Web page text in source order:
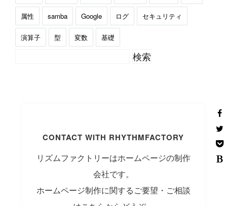
属性 samba Google ログ セキュリティ
演算子 型 変数 基礎
CONTACT WITH RHYTHMFACTORY
リズムファクトリーはホームページの制作
会社です。
ホームページ制作に関するご要望・ご相談